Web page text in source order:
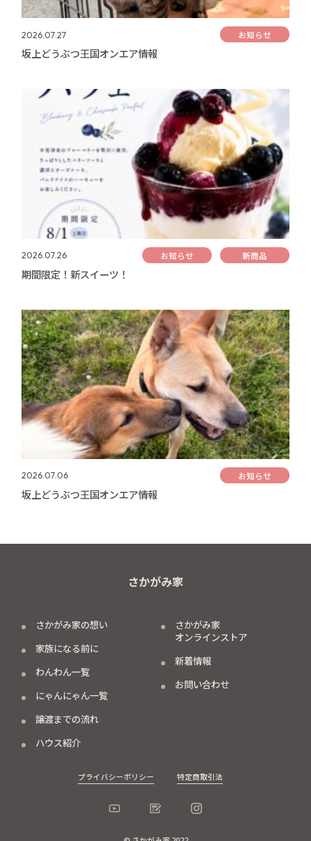
2026.07.27 お知らせ
坂上どうぶつ王国オンエア情報
2026.07.26 お知らせ 新商品
期間限定！新スイーツ！
2026.07.06 お知らせ
坂上どうぶつ王国オンエア情報
さかがみ家
さかがみ家の想い
家族になる前に
わんわん一覧
にゃんにゃん一覧
譲渡までの流れ
ハウス紹介
さかがみ家
オンラインストア
新着情報
お問い合わせ
プライバシーポリシー 特定商取引法